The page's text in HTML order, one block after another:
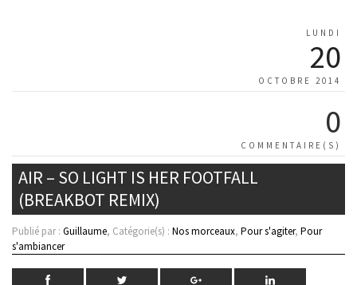
LUNDI
20
OCTOBRE 2014
0
COMMENTAIRE(S)
AIR – SO LIGHT IS HER FOOTFALL
(BREAKBOT REMIX)
Publié par : Guillaume, Catégorie(s) : Nos morceaux, Pour s'agiter, Pour
s'ambiancer